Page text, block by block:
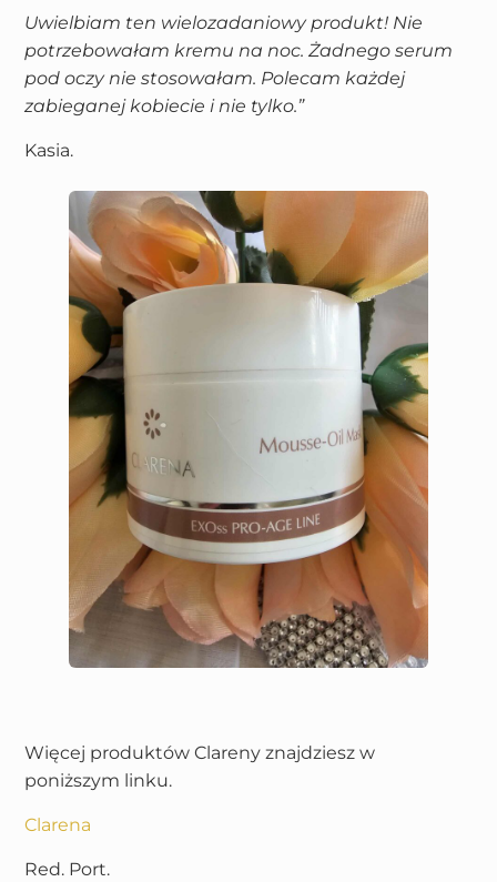
Uwielbiam ten wielozadaniowy produkt! Nie
potrzebowałam kremu na noc. Żadnego serum
pod oczy nie stosowałam. Polecam każdej
zabieganej kobiecie i nie tylko.”
Kasia.
Więcej produktów Clareny znajdziesz w
poniższym linku.
Clarena
Red. Port.